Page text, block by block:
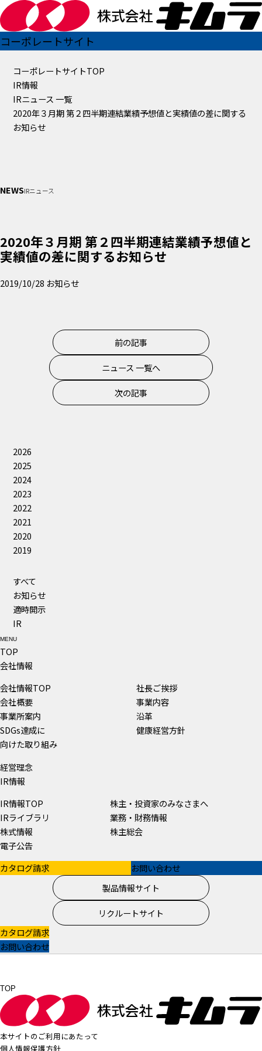
コーポレートサイト
コーポレートサイトTOP
IR情報
IRニュース 一覧
2020年３月期 第２四半期連結業績予想値と実績値の差に関する
お知らせ
NEWSIRニュース
2020年３月期 第２四半期連結業績予想値と
実績値の差に関するお知らせ
2019/10/28 お知らせ
前の記事
ニュース 一覧へ
次の記事
2026
2025
2024
2023
2022
2021
2020
2019
すべて
お知らせ
適時開示
IR
MENU
TOP
会社情報
会社情報TOP
社長ご挨拶
会社概要
事業内容
事業所案内
沿革
SDGs達成に
向けた取り組み
健康経営方針
経営理念
IR情報
IR情報TOP
株主・投資家のみなさまへ
IRライブラリ
業務・財務情報
株式情報
株主総会
電子公告
カタログ請求
お問い合わせ
製品情報サイト
リクルートサイト
カタログ請求
お問い合わせ
TOP
本サイトのご利用にあたって
個人情報保護方針